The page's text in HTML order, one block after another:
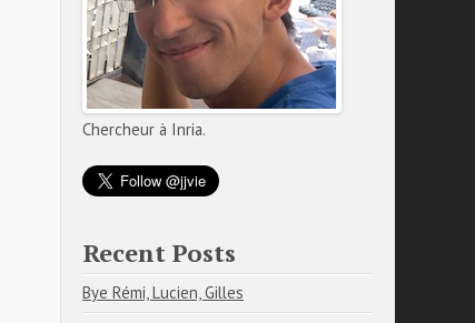
Chercheur à Inria.
Recent Posts
Bye Rémi, Lucien, Gilles